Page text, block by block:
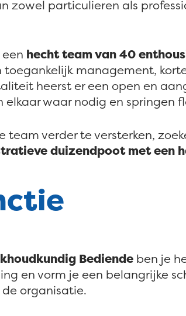
zowel particulieren als
hecht team van 40
toegankelijk management,
heerst er een open en
elkaar waar nodig en springen
team verder te versterken,
duizendpoot met een
Bediende ben je
en vorm je een belangrijke
organisatie.